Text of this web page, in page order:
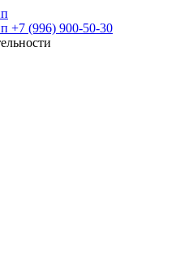
+7 (996) 900-50-30